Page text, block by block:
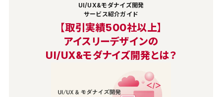
UI/UX&モダナイズ開発
サービス紹介ガイド
【取引実績500社以上】
アイスリーデザインの
UI/UX&モダナイズ開発とは？